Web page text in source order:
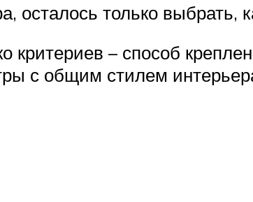
осталось только выбрать,
– способ
с общим стилем